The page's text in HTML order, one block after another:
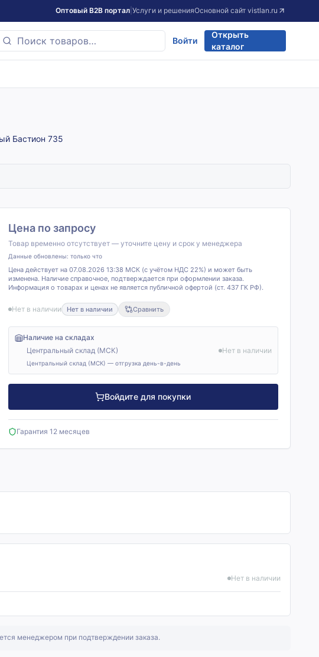
Оптовый B2B портал Услуги и решенияОсновной сайт vistlan.ru
Войти
Открыть
каталог
Бастион 735
Цена по запросу
Товар временно отсутствует — уточните цену и срок у менеджера
Данные обновлены: только что
Цена действует на 07.08.2026 13:38 МСК (с учётом НДС 22%) и может быть
изменена. Наличие справочное, подтверждается при оформлении заказа.
Информация о товарах и ценах не является публичной офертой (ст. 437 ГК РФ).
Нет в наличии Нет в наличии Сравнить
Наличие на складах
Центральный склад (МСК)
Нет в наличии
Центральный склад (МСК) — отгрузка день-в-день
Войдите для покупки
Гарантия 12 месяцев
Нет в наличии
менеджером при подтверждении заказа.